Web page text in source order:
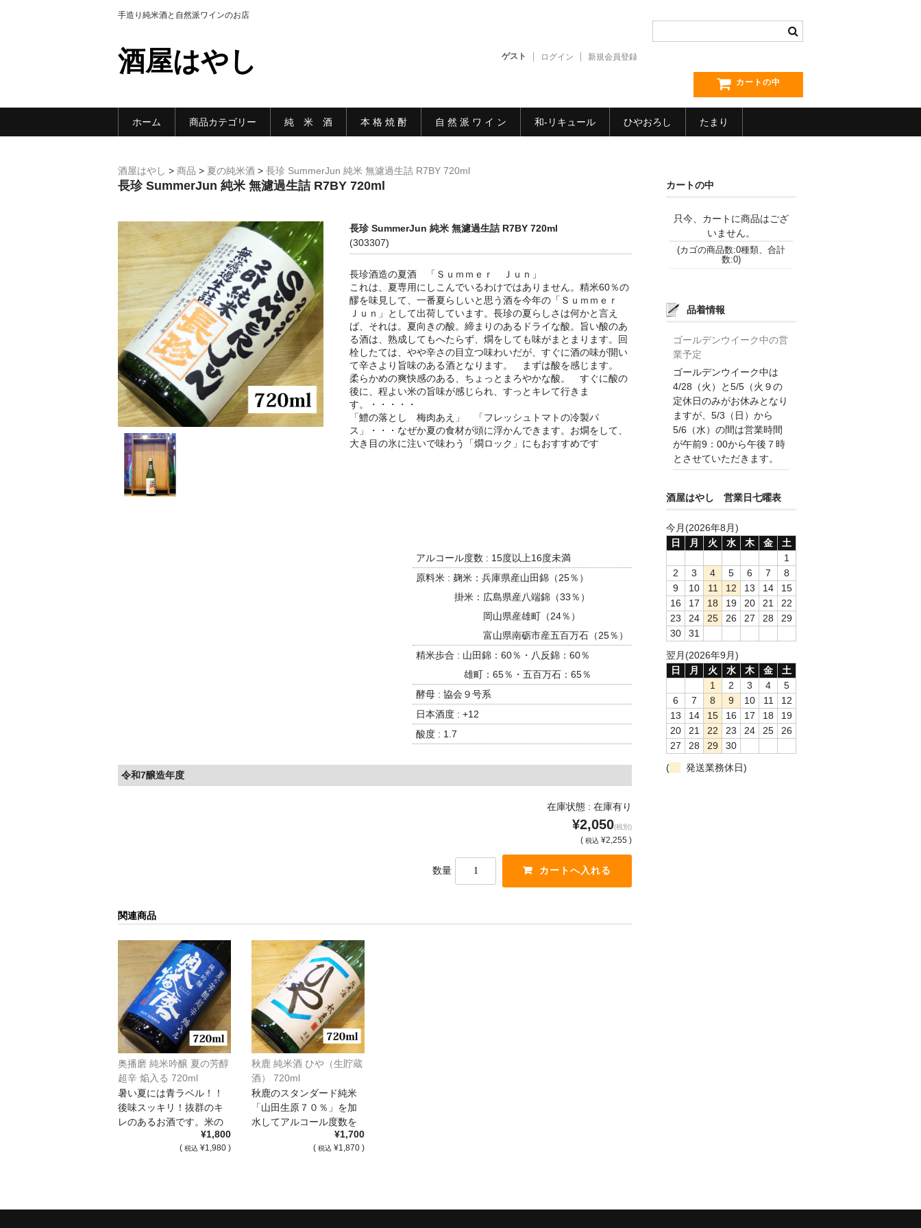
手造り純米酒と自然派ワインのお店
酒屋はやし ゲスト ログイン 新規会員登録
カートの中
ホーム 商品カテゴリー 純 米 酒 本 格 焼 酎 自 然 派 ワ イ ン 和-リキュール ひやおろし たまり
酒屋はやし > 商品 > 夏の純米酒 > 長珍 SummerJun 純米 無濾過生詰 R7BY 720ml
長珍 SummerJun 純米 無濾過生詰 R7BY 720ml
長珍 SummerJun 純米 無濾過生詰 R7BY 720ml
(303307)
長珍酒造の夏酒 「Ｓｕｍｍｅｒ Ｊｕｎ」
これは、夏専用にしこんでいるわけではありません。精米60％の
醪を味見して、一番夏らしいと思う酒を今年の「Ｓｕｍｍｅｒ
Ｊｕｎ」として出荷しています。長珍の夏らしさは何かと言え
ば、それは。夏向きの酸。締まりのあるドライな酸。旨い酸のあ
る酒は、熟成してもへたらず、燗をしても味がまとまります。回
栓したては、やや辛さの目立つ味わいだが、すぐに酒の味が開い
て辛さより旨味のある酒となります。 まずは酸を感じます。
柔らかめの爽快感のある、ちょっとまろやかな酸。 すぐに酸の
後に、程よい米の旨味が感じられ、すっとキレて行きま
す。・・・・・
「鱧の落とし 梅肉あえ」 「フレッシュトマトの冷製パ
ス」・・・なぜか夏の食材が頭に浮かんできます。お燗をして、
大き目の氷に注いで味わう「燗ロック」にもおすすめです
アルコール度数 : 15度以上16度未満
原料米 : 麹米：兵庫県産山田錦（25％）
掛米：広島県産八端錦（33％）
岡山県産雄町（24％）
富山県南砺市産五百万石（25％）
精米歩合 : 山田錦：60％・八反錦：60％
雄町：65％・五百万石：65％
酵母 : 協会９号系
日本酒度 : +12
酸度 : 1.7
令和7醸造年度
在庫状態 : 在庫有り
¥2,050(税別)
( 税込 ¥2,255 )
数量
関連商品
奥播磨 純米吟醸 夏の芳醇
超辛 焔入る 720ml
暑い夏には青ラベル！！
後味スッキリ！抜群のキ
レのあるお酒です。米の
旨みもしっかり […]¥1,800
( 税込 ¥1,980 )
秋鹿 純米酒 ひや（生貯蔵
酒） 720ml
秋鹿のスタンダード純米
「山田生原７０％」を加
水してアルコール度数を
１５度まで落と […]¥1,700
( 税込 ¥1,870 )
カートの中
只今、カートに商品はござ
いません。
(カゴの商品数:0種類、合計
数:0)
品着情報
ゴールデンウイーク中の営
業予定
ゴールデンウイーク中は
4/28（火）と5/5（火９の
定休日のみがお休みとなり
ますが、5/3（日）から
5/6（水）の間は営業時間
が午前9：00から午後７時
とさせていただきます。
酒屋はやし 営業日七曜表
今月(2026年8月)
日
月 火 水 木 金
土
1
2
3 4 5 6 7
8
9
10 11 12 13 14
15
16
17 18 19 20 21
22
23
24 25 26 27 28
29
30
31
翌月(2026年9月)
日
月 火 水 木 金
土
1
2 3 4
5
6
7 8 9 10 11
12
13
14 15 16 17 18
19
20
21 22 23 24 25
26
27
28 29
30
(
発送業務休日)